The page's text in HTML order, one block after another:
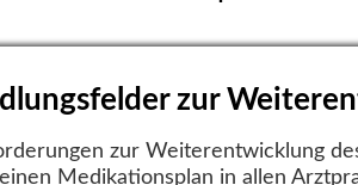
zur
zur Weiterentwicklung
Medikationsplan in allen